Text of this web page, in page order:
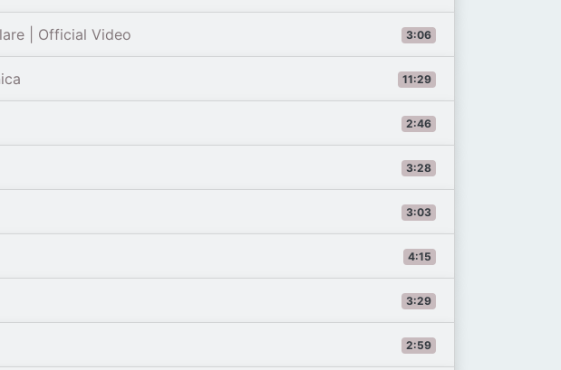
3:06
| Official Video
11:29
2:46
3:28
3:03
4:15
3:29
2:59